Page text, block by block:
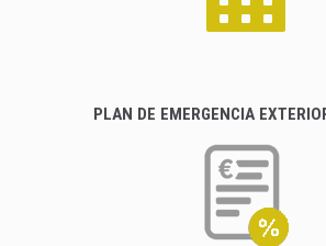
PLAN DE EMERGENCIA